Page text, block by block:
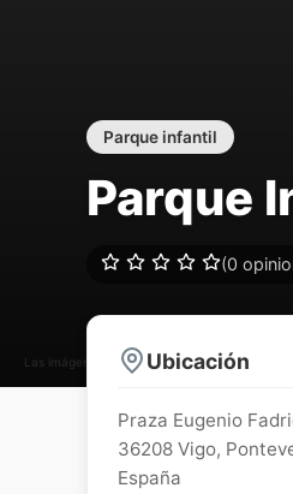
Las imágenes pueden estar sujetas a
Parque infantil
Parque
(0
Ubicación
Praza Eugenio
36208 Vigo,
España